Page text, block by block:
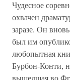
Чудесное
охвачен
заразе. Он
был им
любопытная
Бурбон-Конти,
вышедшая во